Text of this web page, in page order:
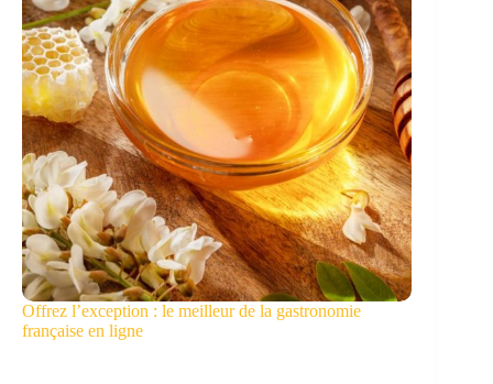
Offrez l’exception : le meilleur de la gastronomie
française en ligne